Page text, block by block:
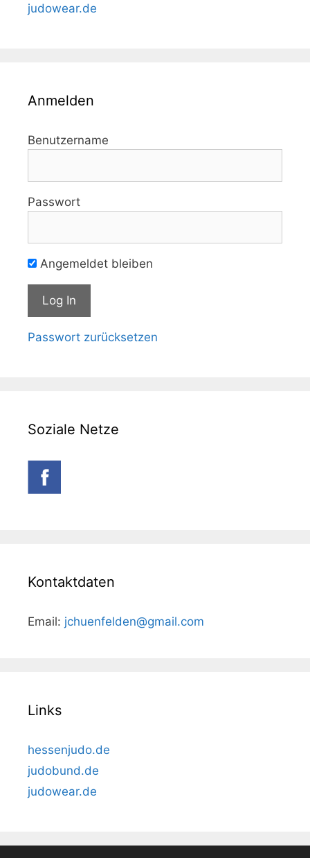
judowear.de
Anmelden
Benutzername
Passwort
Angemeldet bleiben
Passwort zurücksetzen
Soziale Netze
Kontaktdaten
Email: jchuenfelden@gmail.com
Links
hessenjudo.de
judobund.de
judowear.de